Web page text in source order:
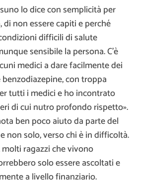
lo dice con semplicità per
non essere capiti e perché
difficili di salute
sensibile la persona. C’è
medici a dare facilmente dei
con troppa
tutti i medici e ho incontrato
di cui nutro profondo rispetto».
ben poco aiuto da parte del
non solo, verso chi è in difficoltà.
ragazzi che vivono
solo essere ascoltati e
a livello finanziario.